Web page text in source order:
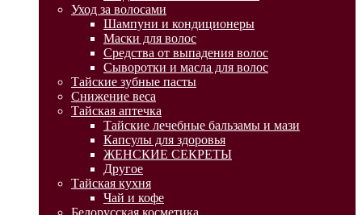
Уход за волосами
Шампуни и кондиционеры
Маски для волос
Средства от выпадения волос
Сыворотки и масла для волос
Тайские зубные пасты
Снижение веса
Тайская аптечка
Тайские лечебные бальзамы и мази
Капсулы для здоровья
ЖЕНСКИЕ СЕКРЕТЫ
Другое
Тайская кухня
Чай и кофе